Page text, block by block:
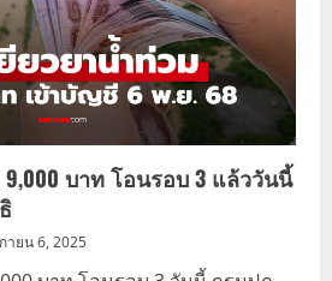
9,000 บาท โอนรอบ 3 แล้ววันนี้
ายน 6, 2025